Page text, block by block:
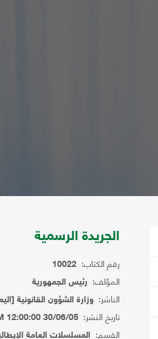
الجريدة الرسمية
رقم الكتاب: 10022
المؤلف: رئيس الجمهورية
الناشر: وزارة الشؤون القانونية
تاريخ النشر: 30/06/05 12:00:00 AM
القسم: المسلسلات العامة